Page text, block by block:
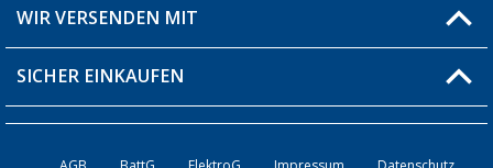
Über uns
Versandinformationen
Bestellstatus
WIR VERSENDEN MIT
SICHER EINKAUFEN